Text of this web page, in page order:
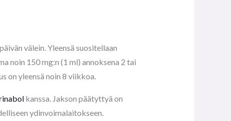
välein. Yleensä suositellaan
noin 150 mg:n (1 ml) annoksena 2 tai
on yleensä noin 8 viikkoa.
kanssa. Jakson päätyttyä on
ydinvoimalaitokseen.